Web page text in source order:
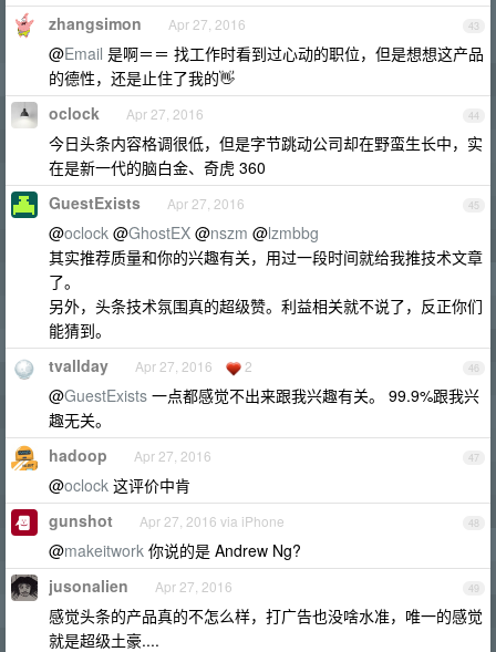
43
zhangsimon Apr 27, 2016
@Email 是啊＝＝ 找工作时看到过心动的职位，但是想想这产品
的德性，还是止住了我的👋
44
oclock Apr 27, 2016
今日头条内容格调很低，但是字节跳动公司却在野蛮生长中，实
在是新一代的脑白金、奇虎 360
45
GuestExists Apr 27, 2016
@oclock @GhostEX @nszm @lzmbbg
其实推荐质量和你的兴趣有关，用过一段时间就给我推技术文章
了。
另外，头条技术氛围真的超级赞。利益相关就不说了，反正你们
能猜到。
46
tvallday Apr 27, 2016 2
@GuestExists 一点都感觉不出来跟我兴趣有关。 99.9%跟我兴
趣无关。
47
hadoop Apr 27, 2016
@oclock 这评价中肯
48
gunshot Apr 27, 2016 via iPhone
@makeitwork 你说的是 Andrew Ng?
49
jusonalien Apr 27, 2016
感觉头条的产品真的不怎么样，打广告也没啥水准，唯一的感觉
就是超级土豪....